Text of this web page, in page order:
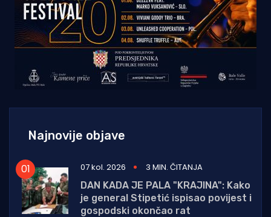
Najnovije objave
07 kol. 2026
3 MIN. ČITANJA
DAN KADA JE PALA "KRAJINA": Kako
je general Stipetić ispisao povijest i
gospodski okončao rat